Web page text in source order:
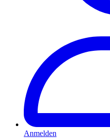
Anmelden